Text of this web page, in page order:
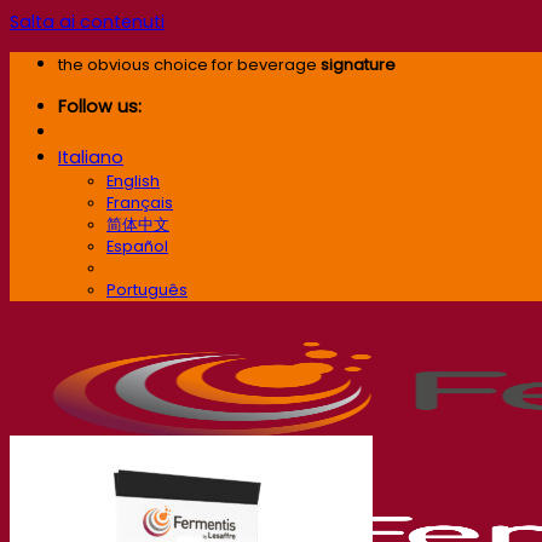
Salta ai contenuti
the obvious choice for beverage signature
Follow us:
Italiano
English
Français
简体中文
Español
Português